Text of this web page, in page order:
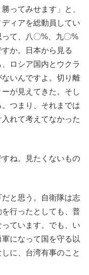
ってみせます」と、
ィアを総動員してい
て、八〇%、九〇%
か。日本から見る
ロシア国内とウクラ
いんですよ。切り離
が見えてきた。そし
つまり、それまでは
れて考えてなかった
ね。見たくないもの
と思う。自衛隊は志
行ったとしても、普
ています。でも、い
になって国を守る以
に、台湾有事のこと